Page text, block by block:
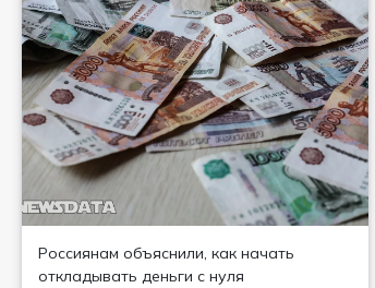
Россиянам объяснили, как начать
откладывать деньги с нуля